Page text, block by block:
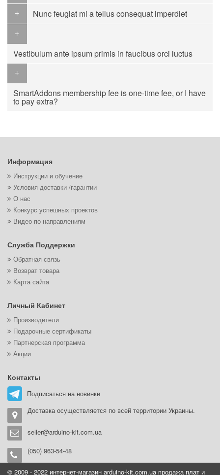
Nunc feugiat mi a tellus consequat imperdiet
Vestibulum ante ipsum primis in faucibus orci luctus
SmartAddons membership fee is one-time fee, or I have
to pay extra?
Информация
Инструкции и обучение
Условия доставки /гарантии
О нас
Конкурс успешных проектов
Видео по направлениям
Служба Поддержки
Обратная связь
Возврат товара
Карта сайта
Личный Кабинет
Производители
Подарочные сертификаты
Партнерская программа
Акции
Контакты
Подписаться на новинки
Доставка осуществляется по всей территории Украины.
seller@arduino-kit.com.ua
(050) 963-54-48
© 2009 - 2022 интернет-магазин arduino-kit.com.ua продажа плат и